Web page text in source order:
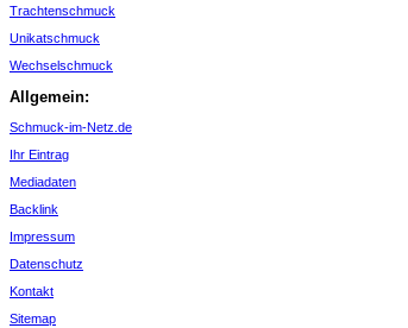
Trachtenschmuck
Unikatschmuck
Wechselschmuck
Allgemein:
Schmuck-im-Netz.de
Ihr Eintrag
Mediadaten
Backlink
Impressum
Datenschutz
Kontakt
Sitemap